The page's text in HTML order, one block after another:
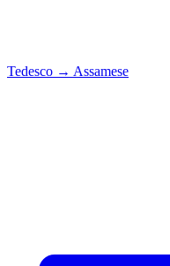
Tedesco → Assamese